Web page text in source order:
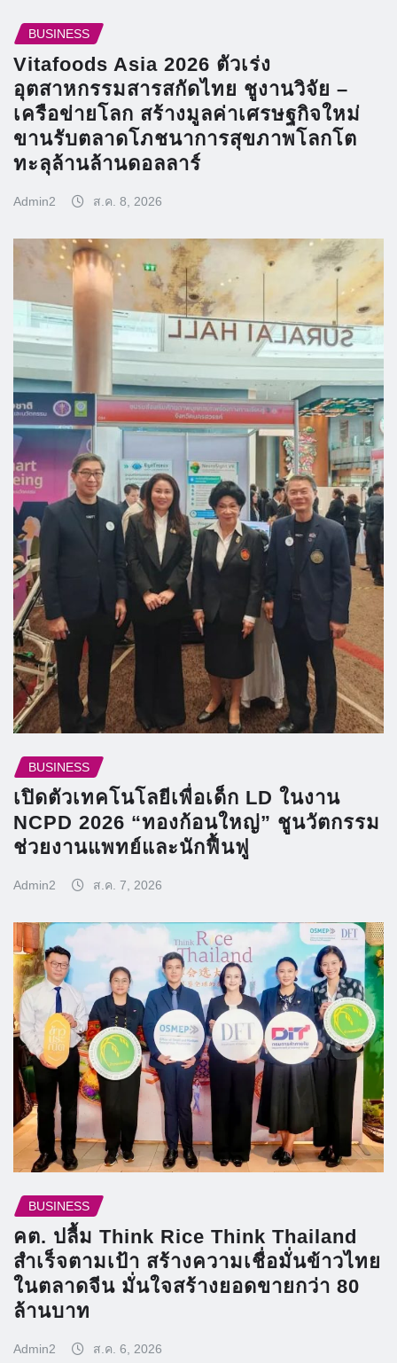
BUSINESS
Vitafoods Asia 2026 ตัวเร่ง
อุตสาหกรรมสารสกัดไทย ชูงานวิจัย –
เครือข่ายโลก สร้างมูลค่าเศรษฐกิจใหม่
ขานรับตลาดโภชนาการสุขภาพโลกโต
ทะลุล้านล้านดอลลาร์
Admin2 ส.ค. 8, 2026
BUSINESS
เปิดตัวเทคโนโลยีเพื่อเด็ก LD ในงาน
NCPD 2026 “ทองก้อนใหญ่” ชูนวัตกรรม
ช่วยงานแพทย์และนักฟื้นฟู
Admin2 ส.ค. 7, 2026
BUSINESS
คต. ปลื้ม Think Rice Think Thailand
สำเร็จตามเป้า สร้างความเชื่อมั่นข้าวไทย
ในตลาดจีน มั่นใจสร้างยอดขายกว่า 80
ล้านบาท
Admin2 ส.ค. 6, 2026